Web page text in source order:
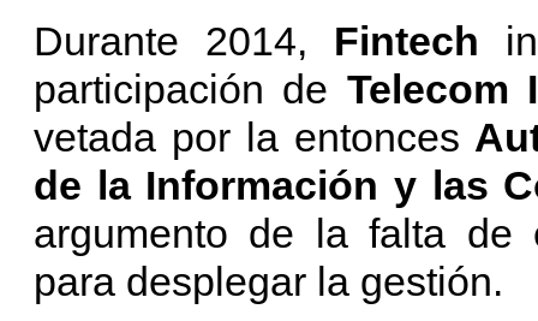
Durante 2014, Fintech
participación de Telecom
vetada por la entonces
de la Información y las
argumento de la falta de
para desplegar la gestión.